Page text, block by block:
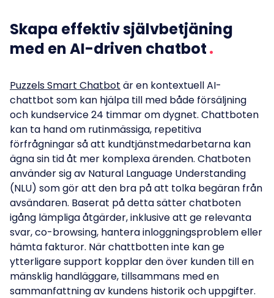
Skapa effektiv självbetjäning
med en AI-driven chatbot
Puzzels Smart Chatbot är en kontextuell AI-
chattbot som kan hjälpa till med både försäljning
och kundservice 24 timmar om dygnet. Chattboten
kan ta hand om rutinmässiga, repetitiva
förfrågningar så att kundtjänstmedarbetarna kan
ägna sin tid åt mer komplexa ärenden. Chatboten
använder sig av Natural Language Understanding
(NLU) som gör att den bra på att tolka begäran från
avsändaren. Baserat på detta sätter chatboten
igång lämpliga åtgärder, inklusive att ge relevanta
svar, co-browsing, hantera inloggningsproblem eller
hämta fakturor. När chattbotten inte kan ge
ytterligare support kopplar den över kunden till en
mänsklig handläggare, tillsammans med en
sammanfattning av kundens historik och uppgifter.